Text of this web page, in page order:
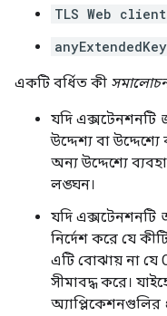
TLS Web
একটি বর্ধিত কী
যদি এক্সটেনশনটি
উদ্দেশ্য বা
অন্য উদ্দেশ্যে
লঙ্ঘন।
যদি এক্সটেনশনটি
নির্দেশ করে যে
এটি বোঝায় না যে
সীমাবদ্ধ করে।
অ্যাপ্লিকেশনগুলির